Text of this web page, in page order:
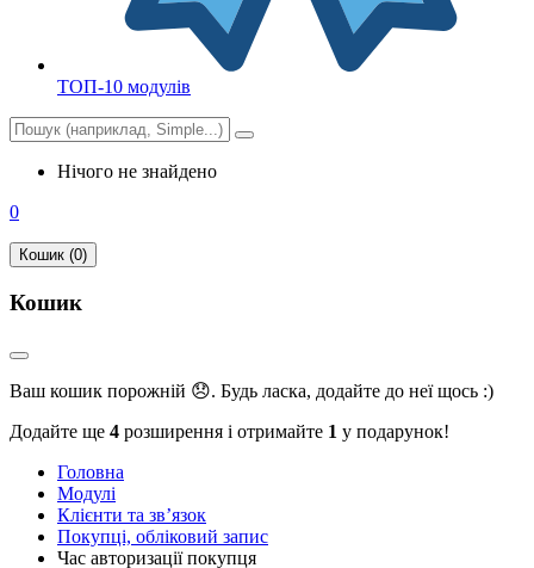
ТОП-10 модулів
Нічого не знайдено
0
Кошик (0)
Кошик
Ваш кошик порожній 😞. Будь ласка, додайте до неї щось :)
Додайте ще 4 розширення і отримайте 1 у подарунок!
Головна
Модулі
Клієнти та звʼязок
Покупці, обліковий запис
Час авторизації покупця